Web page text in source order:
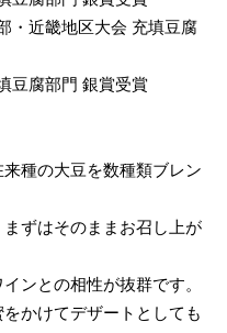
・近畿地区大会 充填豆腐
豆腐部門 銀賞受賞
種の大豆を数種類ブレン
ずはそのままお召し上が
ンとの相性が抜群です。
かけてデザートとしても